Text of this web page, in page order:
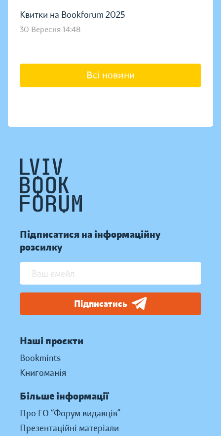
Квитки на Bookforum 2025
30 Вересня 14:48
Всі новини
Підписатися на інформаційну
розсилку
Підписатись
Наші проєкти
Bookmints
Книгоманія
Більше інформації
Про ГО “Форум видавців”
Презентаційні матеріали